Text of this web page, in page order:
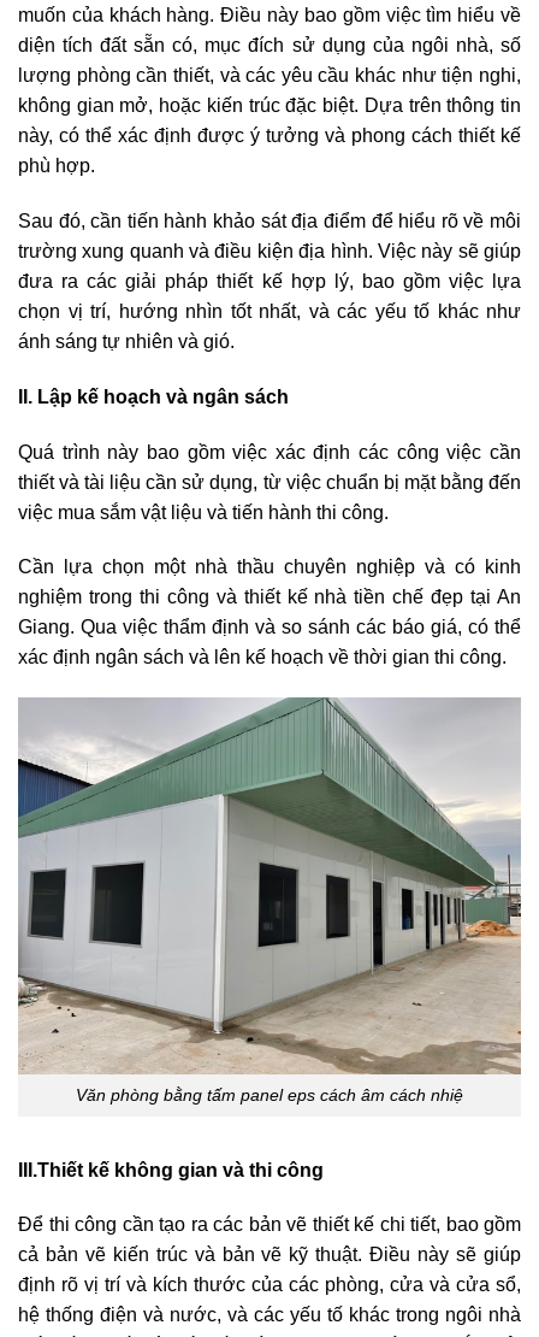
muốn của khách hàng. Điều này bao gồm việc tìm hiểu về
diện tích đất sẵn có, mục đích sử dụng của ngôi nhà, số
lượng phòng cần thiết, và các yêu cầu khác như tiện nghi,
không gian mở, hoặc kiến trúc đặc biệt. Dựa trên thông tin
này, có thể xác định được ý tưởng và phong cách thiết kế
phù hợp.
Sau đó, cần tiến hành khảo sát địa điểm để hiểu rõ về môi
trường xung quanh và điều kiện địa hình. Việc này sẽ giúp
đưa ra các giải pháp thiết kế hợp lý, bao gồm việc lựa
chọn vị trí, hướng nhìn tốt nhất, và các yếu tố khác như
ánh sáng tự nhiên và gió.
II. Lập kế hoạch và ngân sách
Quá trình này bao gồm việc xác định các công việc cần
thiết và tài liệu cần sử dụng, từ việc chuẩn bị mặt bằng đến
việc mua sắm vật liệu và tiến hành thi công.
Cần lựa chọn một nhà thầu chuyên nghiệp và có kinh
nghiệm trong thi công và thiết kế nhà tiền chế đẹp tại An
Giang. Qua việc thẩm định và so sánh các báo giá, có thể
xác định ngân sách và lên kế hoạch về thời gian thi công.
Văn phòng bằng tấm panel eps cách âm cách nhiệ
III.Thiết kế không gian và thi công
Để thi công cần tạo ra các bản vẽ thiết kế chi tiết, bao gồm
cả bản vẽ kiến trúc và bản vẽ kỹ thuật. Điều này sẽ giúp
định rõ vị trí và kích thước của các phòng, cửa và cửa sổ,
hệ thống điện và nước, và các yếu tố khác trong ngôi nhà